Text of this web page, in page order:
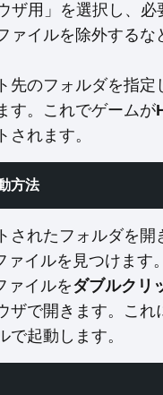
ザ用」を選択し、必
ァイルを除外するな
先のフォルダを指定
す。これでゲームが
されます。
方法
されたフォルダを開
ァイルを見つけます。
ァイルをダブルクリ
ザで開きます。これ
で起動します。